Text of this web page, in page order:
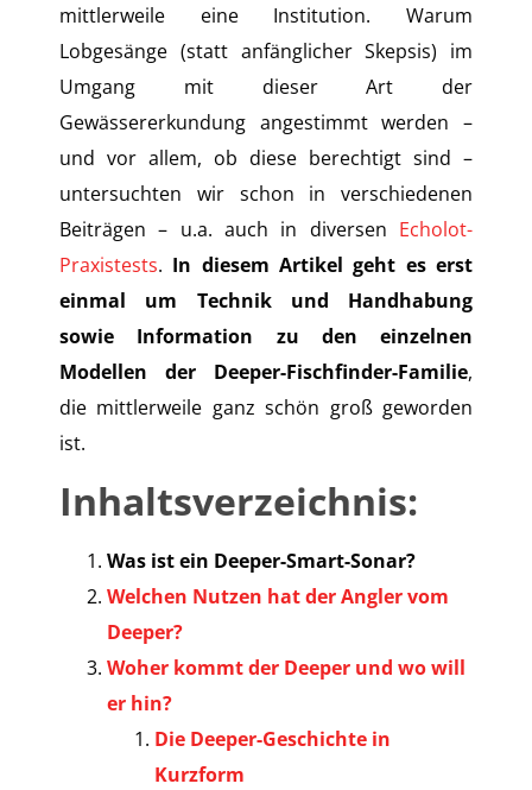
mittlerweile eine Institution. Warum
Lobgesänge (statt anfänglicher Skepsis) im
Umgang mit dieser Art der
Gewässererkundung angestimmt werden –
und vor allem, ob diese berechtigt sind –
untersuchten wir schon in verschiedenen
Beiträgen – u.a. auch in diversen Echolot-
Praxistests. In diesem Artikel geht es erst
einmal um Technik und Handhabung
sowie Information zu den einzelnen
Modellen der Deeper-Fischfinder-Familie,
die mittlerweile ganz schön groß geworden
ist.
Inhaltsverzeichnis:
Was ist ein Deeper-Smart-Sonar?
Welchen Nutzen hat der Angler vom
Deeper?
Woher kommt der Deeper und wo will
er hin?
Die Deeper-Geschichte in
Kurzform